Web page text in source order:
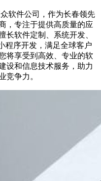
软件公司，作为长春领先
，专注于提供高质量的应
长软件定制、系统开发、
程序开发，满足全球客户
将享受到高效、专业的软
设和信息技术服务，助力
竞争力。